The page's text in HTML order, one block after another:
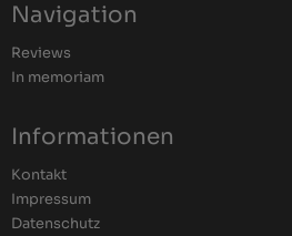
Navigation
Reviews
In memoriam
Informationen
Kontakt
Impressum
Datenschutz